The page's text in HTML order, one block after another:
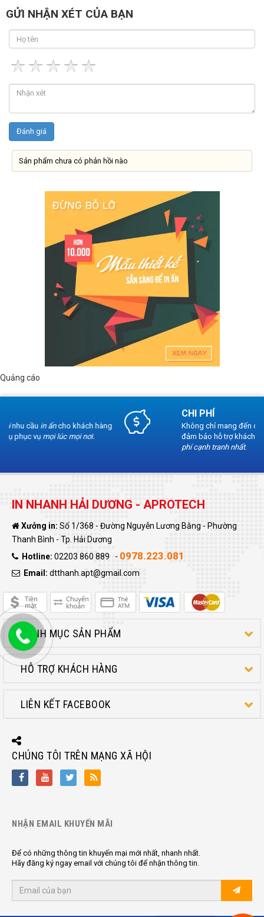
GỬI NHẬN XÉT CỦA BẠN
Sản phẩm chưa có phản hồi nào
Quảng cáo
Không chỉ mang đến dịch vụ chất lượng, chúng tôi
đảm bảo hỗ trợ khách hàng trong việc sử dụngchi
IN NHANH HẢI DƯƠNG - APROTECH
Xưởng in: Số 1/368 - Đường Nguyễn Lương Bằng - Phường
Thanh Bình - Tp. Hải Dương
Hotline: 02203 860 889 - 0978.223.081
Email: dtthanh.apt@gmail.com
DANH MỤC SẢN PHẨM
HỖ TRỢ KHÁCH HÀNG
LIÊN KẾT FACEBOOK
CHÚNG TÔI TRÊN MẠNG XÃ HỘI
NHẬN EMAIL KHUYẾN MÃI
Để có những thông tin khuyến mại mới nhất, nhanh nhất.
Hãy đăng ký ngay email với chúng tôi để nhận thông tin.